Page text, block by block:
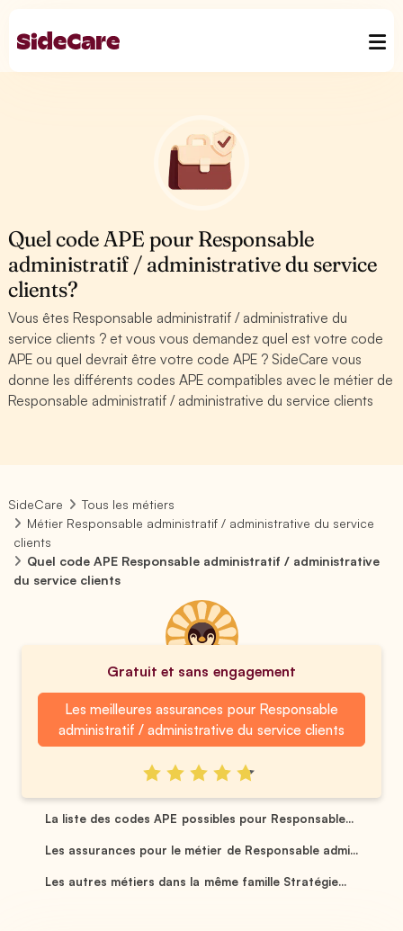
Quel code APE pour Responsable
administratif / administrative du service
clients?
Vous êtes Responsable administratif / administrative du
service clients ? et vous vous demandez quel est votre code
APE ou quel devrait être votre code APE ? SideCare vous
donne les différents codes APE compatibles avec le métier de
Responsable administratif / administrative du service clients
SideCare
Tous les métiers
Métier Responsable administratif / administrative du service
clients
Quel code APE Responsable administratif / administrative
du service clients
Gratuit et sans engagement
Les meilleures assurances pour Responsable
administratif / administrative du service clients
La liste des codes APE possibles pour Responsable...
Les assurances pour le métier de Responsable admi...
Les autres métiers dans la même famille Stratégie...